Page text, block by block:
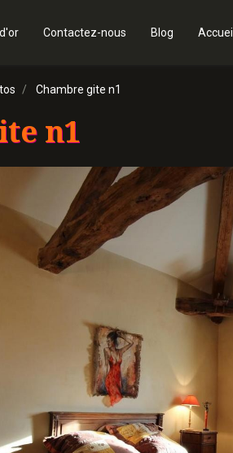
Contactez-nous Blog Accueil
Chambre gite n1
n1